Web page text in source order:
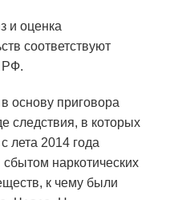
и оценка
соответствуют
РФ.
основу приговора
следствия, в которых
лета 2014 года
наркотических
к чему были